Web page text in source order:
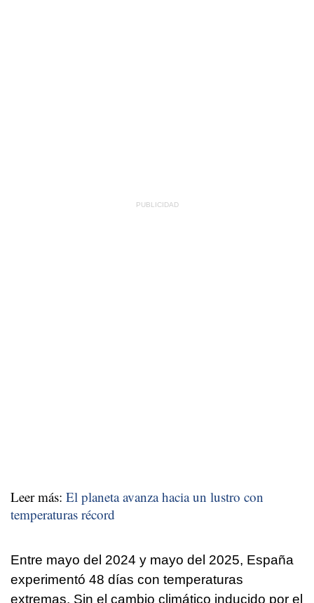
Leer más: El planeta avanza hacia un lustro con
temperaturas récord
Entre mayo del 2024 y mayo del 2025, España
experimentó 48 días con temperaturas
extremas. Sin el cambio climático inducido por el